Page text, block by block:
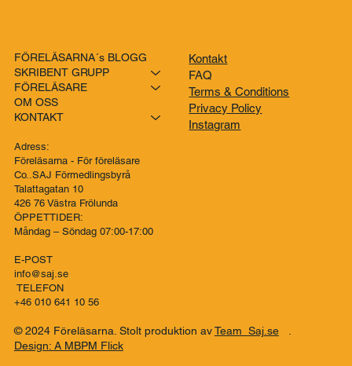
FÖRELÄSARNA´s BLOGG
SKRIBENT GRUPP
FÖRELÄSARE
OM OSS
KONTAKT
Adress:
Föreläsarna - För föreläsare
Co..SAJ Förmedlingsbyrå
Talattagatan 10
426 76 Västra Frölunda
ÖPPETTIDER:
Måndag – Söndag 07:00-17:00
E-POST
info@saj.se
TELEFON
+46 010 641 10 56
Kontakt
FAQ
Terms & Conditions
Privacy Policy
Instagram
© 2024 Föreläsarna. Stolt produktion avTeam Saj.se.
Design: A MBPM Flick